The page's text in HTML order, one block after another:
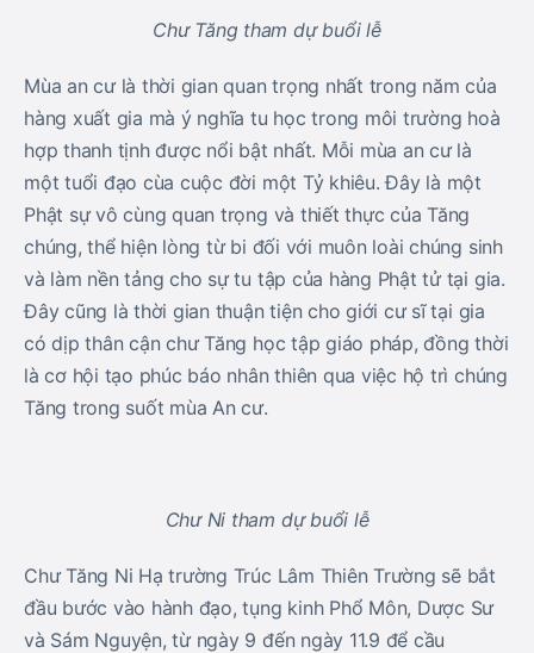
Chư Tăng tham dự buổi lễ
Mùa an cư là thời gian quan trọng nhất trong năm của
hàng xuất gia mà ý nghĩa tu học trong môi trường hoà
hợp thanh tịnh được nổi bật nhất. Mỗi mùa an cư là
một tuổi đạo cùa cuộc đời một Tỷ khiêu. Đây là một
Phật sự vô cùng quan trọng và thiết thực của Tăng
chúng, thể hiện lòng từ bi đối với muôn loài chúng sinh
và làm nền tảng cho sự tu tập của hàng Phật tử tại gia.
Đây cũng là thời gian thuận tiện cho giới cư sĩ tại gia
có dịp thân cận chư Tăng học tập giáo pháp, đồng thời
là cơ hội tạo phúc báo nhân thiên qua việc hộ trì chúng
Tăng trong suốt mùa An cư.
Chư Ni tham dự buổi lễ
Chư Tăng Ni Hạ trường Trúc Lâm Thiên Trường sẽ bắt
đầu bước vào hành đạo, tụng kinh Phổ Môn, Dược Sư
và Sám Nguyện, từ ngày 9 đến ngày 11.9 để cầu